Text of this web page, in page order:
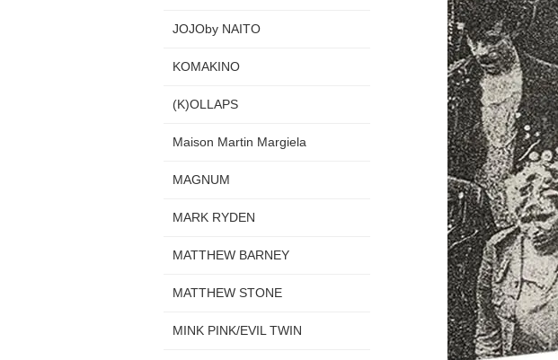
JOJOby NAITO
KOMAKINO
(K)OLLAPS
Maison Martin Margiela
MAGNUM
MARK RYDEN
MATTHEW BARNEY
MATTHEW STONE
MINK PINK/EVIL TWIN